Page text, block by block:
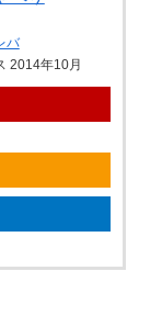
バ
2014年10月